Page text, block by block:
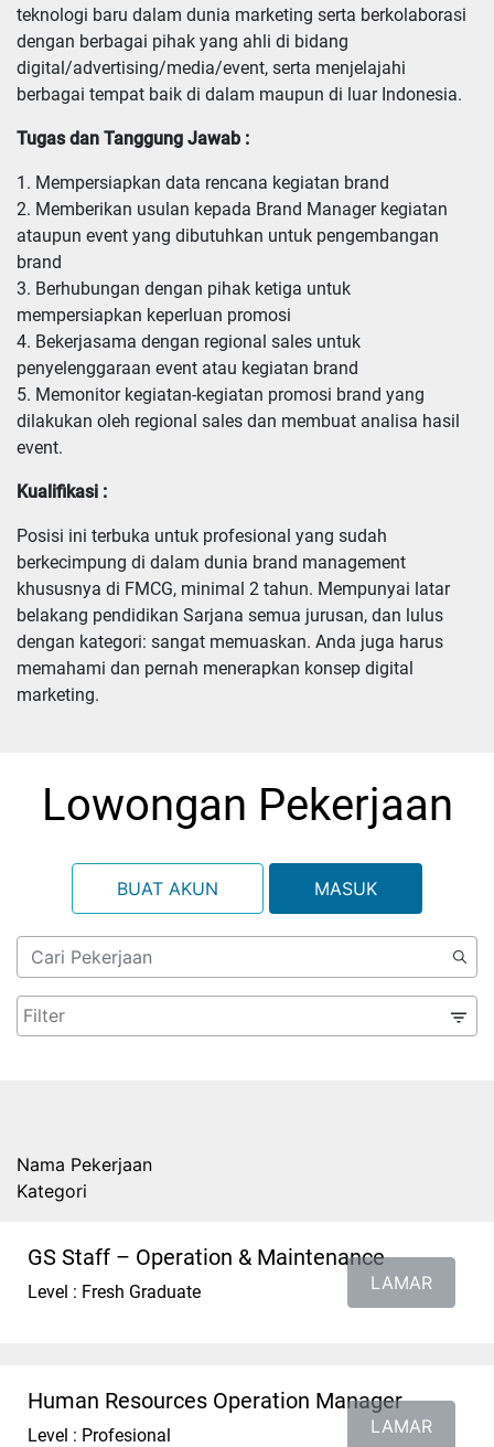
teknologi baru dalam dunia marketing serta berkolaborasi
dengan berbagai pihak yang ahli di bidang
digital/advertising/media/event, serta menjelajahi
berbagai tempat baik di dalam maupun di luar Indonesia.
Tugas dan Tanggung Jawab :
1. Mempersiapkan data rencana kegiatan brand
2. Memberikan usulan kepada Brand Manager kegiatan
ataupun event yang dibutuhkan untuk pengembangan
brand
3. Berhubungan dengan pihak ketiga untuk
mempersiapkan keperluan promosi
4. Bekerjasama dengan regional sales untuk
penyelenggaraan event atau kegiatan brand
5. Memonitor kegiatan-kegiatan promosi brand yang
dilakukan oleh regional sales dan membuat analisa hasil
event.
Kualifikasi :
Posisi ini terbuka untuk profesional yang sudah
berkecimpung di dalam dunia brand management
khususnya di FMCG, minimal 2 tahun. Mempunyai latar
belakang pendidikan Sarjana semua jurusan, dan lulus
dengan kategori: sangat memuaskan. Anda juga harus
memahami dan pernah menerapkan konsep digital
marketing.
Lowongan Pekerjaan
BUAT AKUN MASUK
Nama Pekerjaan
Kategori
GS Staff – Operation & Maintenance
Level : Fresh Graduate LAMAR
Human Resources Operation Manager
Level : Profesional LAMAR